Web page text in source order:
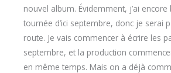
nouvel album. Évidemment, j’ai encore
tournée d’ici septembre, donc je serai
route. Je vais commencer à écrire les
septembre, et la production
en même temps. Mais on a déjà